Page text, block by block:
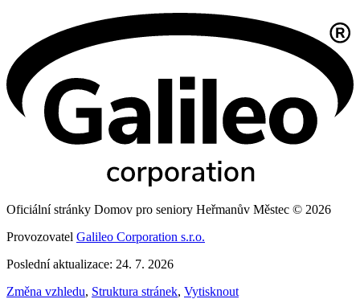
Oficiální stránky Domov pro seniory Heřmanův Městec © 2026
Provozovatel Galileo Corporation s.r.o.
Poslední aktualizace: 24. 7. 2026
Změna vzhledu, Struktura stránek, Vytisknout